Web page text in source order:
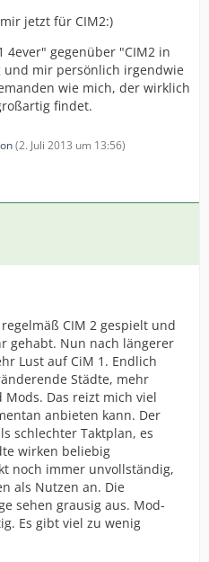
jetzt für CIM2:)
4ever" gegenüber "CIM2 in
mir persönlich irgendwie
wie mich, der wirklich
findet.
(2. Juli 2013 um 13:56)
CIM 2 gespielt und
gehabt. Nun nach längerer
Lust auf CiM 1. Endlich
Städte, mehr
Mods. Das reizt mich viel
anbieten kann. Der
schlechter Taktplan, es
wirken beliebig
noch immer unvollständig,
als Nutzen an. Die
sehen grausig aus. Mod-
Es gibt viel zu wenig